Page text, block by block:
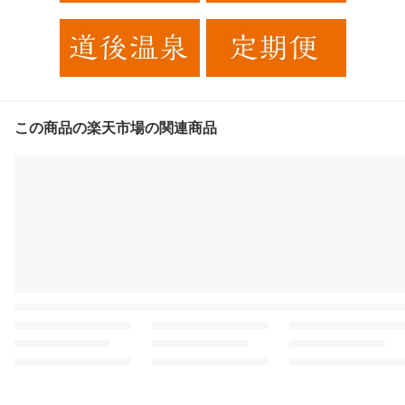
この商品の楽天市場の関連商品